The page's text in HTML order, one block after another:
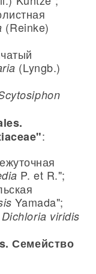
(Reinke)
(Lyngb.)
:
P. et R.";
Yamada";
Dichloria viridis
Семейство